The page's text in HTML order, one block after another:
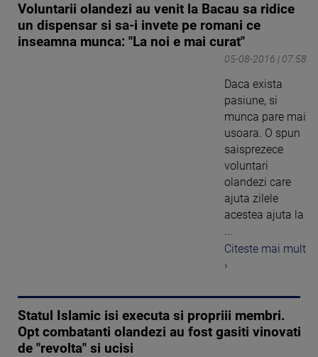
Voluntarii olandezi au venit la Bacau sa ridice
un dispensar si sa-i invete pe romani ce
inseamna munca: "La noi e mai curat"
05-08-2016 | 07:58
Daca exista
pasiune, si
munca pare mai
usoara. O spun
saisprezece
voluntari
olandezi care
ajuta zilele
acestea ajuta la
...
Citeste mai mult
›
Statul Islamic isi executa si propriii membri.
Opt combatanti olandezi au fost gasiti vinovati
de "revolta" si ucisi